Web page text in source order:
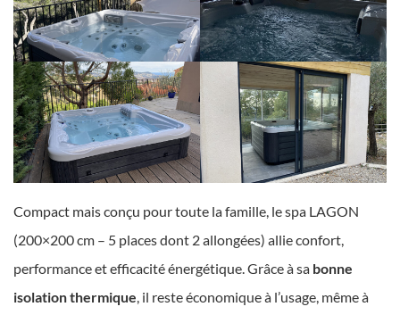
Compact mais conçu pour toute la famille, le spa LAGON
(200×200 cm – 5 places dont 2 allongées) allie confort,
performance et efficacité énergétique. Grâce à sa bonne
isolation thermique, il reste économique à l’usage, même à